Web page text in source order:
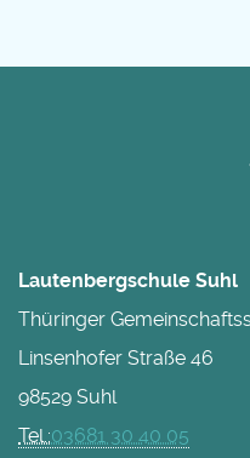
Lautenbergschule Suhl
Thüringer
Linsenhofer Straße 46
98529 Suhl
Tel.:03681 30 40 05